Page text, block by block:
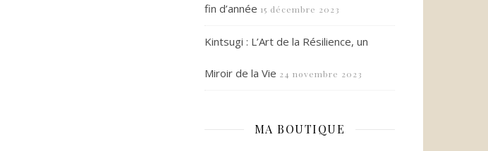
fin d’année 15 décembre 2023
Kintsugi : L’Art de la Résilience, un
Miroir de la Vie 24 novembre 2023
MA BOUTIQUE